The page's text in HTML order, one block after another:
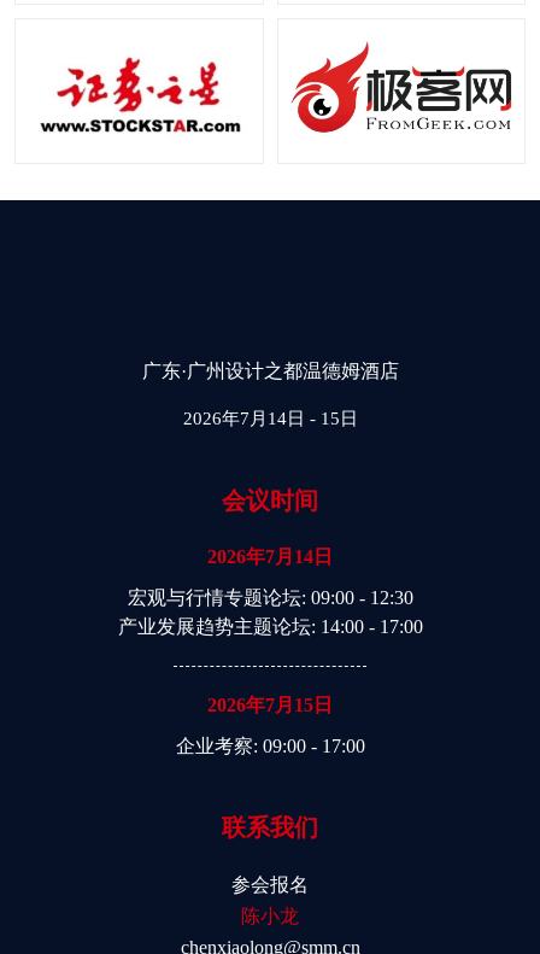
广东·广州设计之都温德姆酒店
2026年7月14日 - 15日
会议时间
2026年7月14日
宏观与行情专题论坛: 09:00 - 12:30
产业发展趋势主题论坛: 14:00 - 17:00
2026年7月15日
企业考察: 09:00 - 17:00
联系我们
参会报名
陈小龙
chenxiaolong@smm.cn